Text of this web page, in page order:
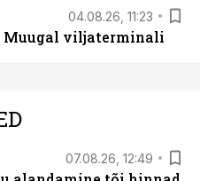
04.08.26, 11:23
Muugal viljaterminali
07.08.26, 12:49